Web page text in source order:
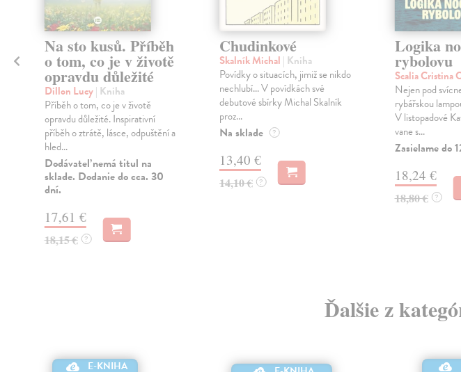
Na sto kusů. Příběh
o tom, co je v životě
opravdu důležité
Dillon Lucy| Kniha
Příběh o tom, co je v životě
opravdu důležité. Inspirativní
příběh o ztrátě, lásce, odpuštění a
hled...
Dodávateľ nemá titul na
sklade. Dodanie do cca. 30
dní.
17,61 €
18,15 € ?
Chudinkové
Skalník Michal | Kniha
Povídky o situacích, jimiž se nikdo
nechlubí... V povídkách své
debutové sbírky Michal Skalník
proz...
Na sklade ?
13,40 €
14,10 € ?
Logika
rybolovu
Scalia Cristina
Nejen pod
rybářskou
V listopadové
vane s...
Zasielame do
18,24 €
18,80 € ?
Ďalšie z
E-KNIHA